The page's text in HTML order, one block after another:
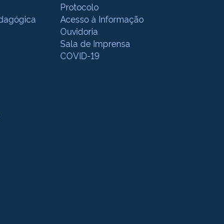
Protocolo
Acesso à Informação
Ouvidoria
Sala de Imprensa
COVID-19